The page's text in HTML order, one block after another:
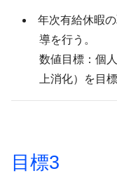
年次有給休暇
導を行う。
数値目標：個
上消化）を目
目標3